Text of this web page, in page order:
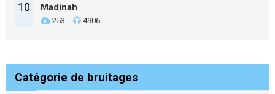
10
Madinah
253 4906
Catégorie de bruitages